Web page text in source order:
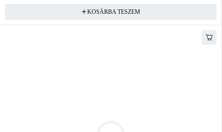
KOSÁRBA TESZEM